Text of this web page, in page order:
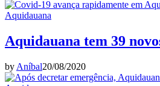
Aquidauana
Aquidauana tem 39
by Aníbal20/08/2020